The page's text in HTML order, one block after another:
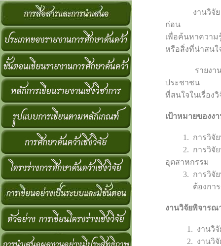
งานวิจัย คือก
ก่อน
เพื่อค้นหาควา
หรือสิ่งที่น่าสนใ
รายงานวิจัย
ประชาชน
ที่สนใจในเรื่อง
เป้าหมายของง
1. การวิจัยพื้น
2. การวิจัยปร
อุตสาหกรรม
3. การวิจัยพัฒ
ต้องการขอ
งานวิจัยพิจารณ
1. งานวิจัยเฉ
2. งานวิจัยเชิ